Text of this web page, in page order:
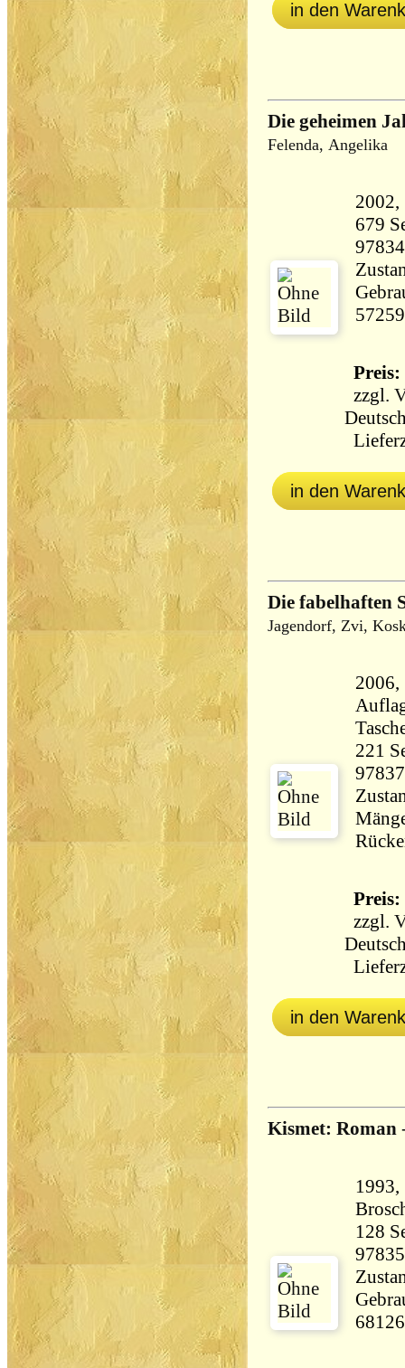
in den
Die geheimen
Felenda, Angelika
679 Seiten
57259
Preis:
zzgl.
in den
Die fabelhaften
Jagendorf, Zvi,
221 Seiten
Preis:
zzgl.
in den
Kismet: Roman
128 Seiten
68126